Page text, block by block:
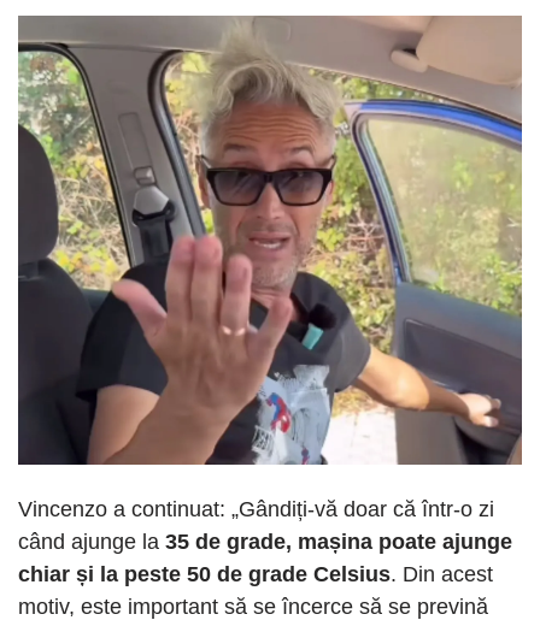
Vincenzo a continuat: „Gândiți-vă doar că într-o zi
când ajunge la 35 de grade, mașina poate ajunge
chiar și la peste 50 de grade Celsius. Din acest
motiv, este important să se încerce să se prevină